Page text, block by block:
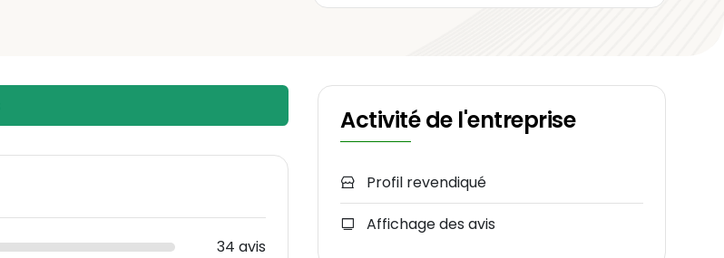
34 avis
Activité de l'entreprise
Profil revendiqué
Affichage des avis